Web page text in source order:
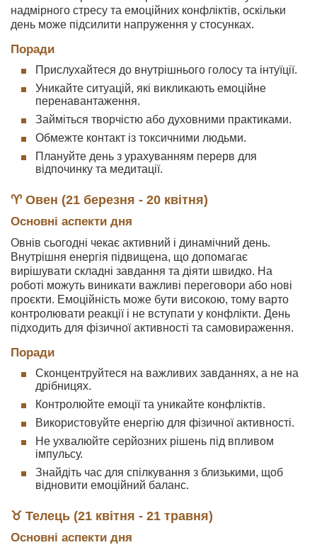
надмірного стресу та емоційних конфліктів, оскільки
день може підсилити напруження у стосунках.
Поради
Прислухайтеся до внутрішнього голосу та інтуїції.
Уникайте ситуацій, які викликають емоційне
перенавантаження.
Займіться творчістю або духовними практиками.
Обмежте контакт із токсичними людьми.
Плануйте день з урахуванням перерв для
відпочинку та медитації.
♈ Овен (21 березня - 20 квітня)
Основні аспекти дня
Овнів сьогодні чекає активний і динамічний день.
Внутрішня енергія підвищена, що допомагає
вирішувати складні завдання та діяти швидко. На
роботі можуть виникати важливі переговори або нові
проєкти. Емоційність може бути високою, тому варто
контролювати реакції і не вступати у конфлікти. День
підходить для фізичної активності та самовираження.
Поради
Сконцентруйтеся на важливих завданнях, а не на
дрібницях.
Контролюйте емоції та уникайте конфліктів.
Використовуйте енергію для фізичної активності.
Не ухвалюйте серйозних рішень під впливом
імпульсу.
Знайдіть час для спілкування з близькими, щоб
відновити емоційний баланс.
♉ Телець (21 квітня - 21 травня)
Основні аспекти дня